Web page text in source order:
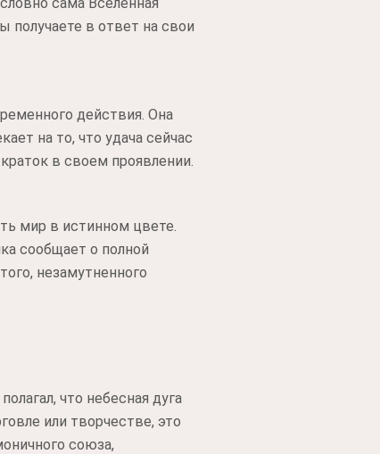
получаете в ответ на свои
действия. Она
на то, что удача сейчас
в своем проявлении.
мир в истинном цвете.
сообщает о полной
незамутненного
что небесная дуга
или творчестве, это
союза,